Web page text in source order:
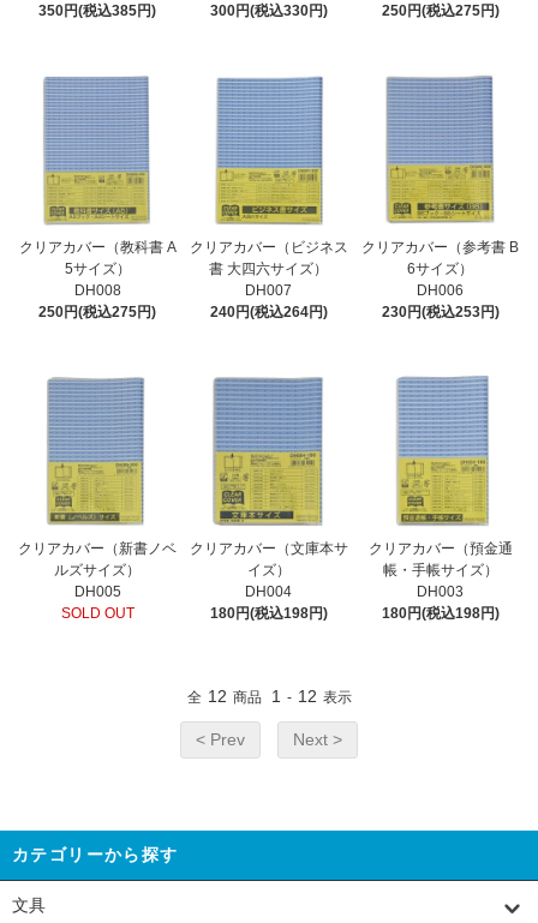
350円(税込385円)
300円(税込330円)
250円(税込275円)
クリアカバー（教科書 A
5サイズ）
DH008
250円(税込275円)
クリアカバー（ビジネス
書 大四六サイズ）
DH007
240円(税込264円)
クリアカバー（参考書 B
6サイズ）
DH006
230円(税込253円)
クリアカバー（新書ノベ
ルズサイズ）
DH005
SOLD OUT
クリアカバー（文庫本サ
イズ）
DH004
180円(税込198円)
クリアカバー（預金通
帳・手帳サイズ）
DH003
180円(税込198円)
全 12 商品 1 - 12 表示
< Prev Next >
カテゴリーから探す
文具